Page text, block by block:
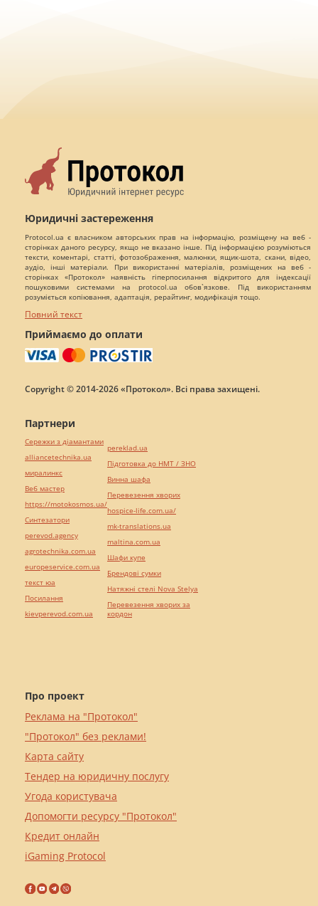
Юридичні застереження
Protocol.ua є власником авторських прав на інформацію, розміщену на веб -
сторінках даного ресурсу, якщо не вказано інше. Під інформацією розуміються
тексти, коментарі, статті, фотозображення, малюнки, ящик-шота, скани, відео,
аудіо, інші матеріали. При використанні матеріалів, розміщених на веб -
сторінках «Протокол» наявність гіперпосилання відкритого для індексації
пошуковими системами на protocol.ua обов`язкове. Під використанням
розуміється копіювання, адаптація, рерайтинг, модифікація тощо.
Повний текст
Приймаємо до оплати
Copyright © 2014-2026 «Протокол». Всі права захищені.
Про проект
Реклама на "Протокол"
"Протокол" без реклами!
Карта сайту
Тендер на юридичну послугу
Угода користувача
Допомогти ресурсу "Протокол"
Кредит онлайн
iGaming Protocol
Партнери
Сережки з діамантами
alliancetechnika.ua
миралинкс
Веб мастер
https://motokosmos.ua/
Синтезатори
perevod.agency
agrotechnika.com.ua
europeservice.com.ua
текст юа
Посилання
kievperevod.com.ua
pereklad.ua
Підготовка до НМТ / ЗНО
Винна шафа
Перевезення хворих
hospice-life.com.ua/
mk-translations.ua
maltina.com.ua
Шафи купе
Брендові сумки
Натяжні стелі Nova Stelya
Перевезення хворих за
кордон